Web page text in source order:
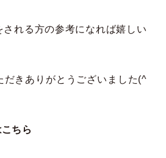
される方の参考になれば嬉しい
だきありがとうございました(^
ちら